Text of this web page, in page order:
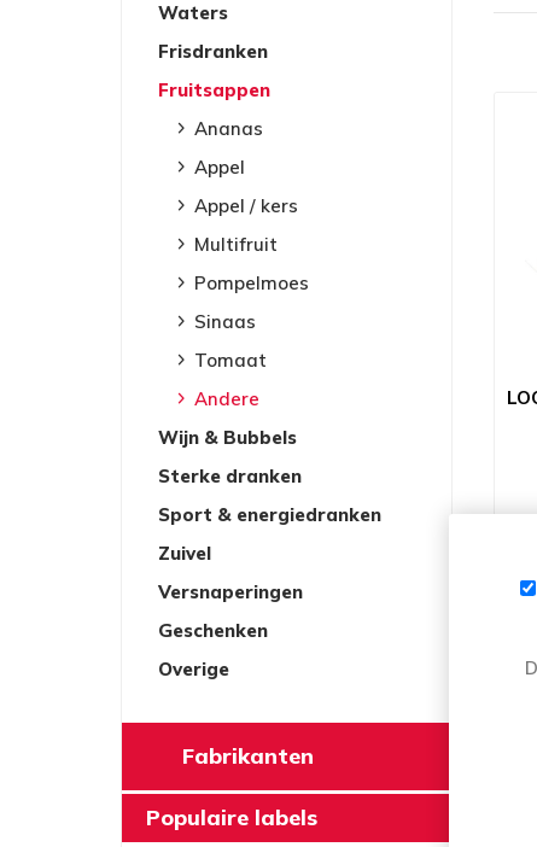
Waters
Frisdranken
Fruitsappen
Ananas
Appel
Appel / kers
Multifruit
Pompelmoes
Sinaas
Tomaat
Andere
Wijn & Bubbels
Sterke dranken
Sport & energiedranken
Zuivel
Versnaperingen
Geschenken
Overige
Fabrikanten
Populaire labels